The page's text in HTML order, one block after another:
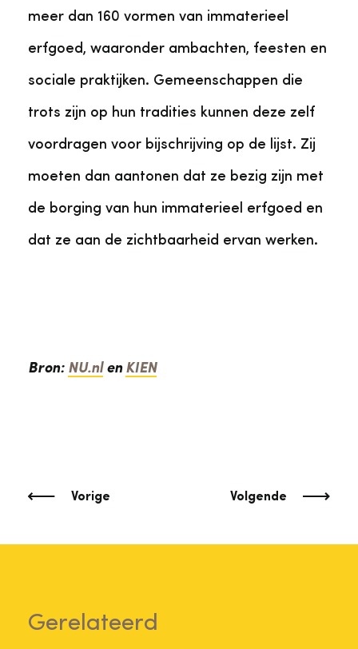
meer dan 160 vormen van immaterieel
erfgoed, waaronder ambachten, feesten en
sociale praktijken. Gemeenschappen die
trots zijn op hun tradities kunnen deze zelf
voordragen voor bijschrijving op de lijst. Zij
moeten dan aantonen dat ze bezig zijn met
de borging van hun immaterieel erfgoed en
dat ze aan de zichtbaarheid ervan werken.
Bron: NU.nlen KIEN
Vorige Volgende
Gerelateerd